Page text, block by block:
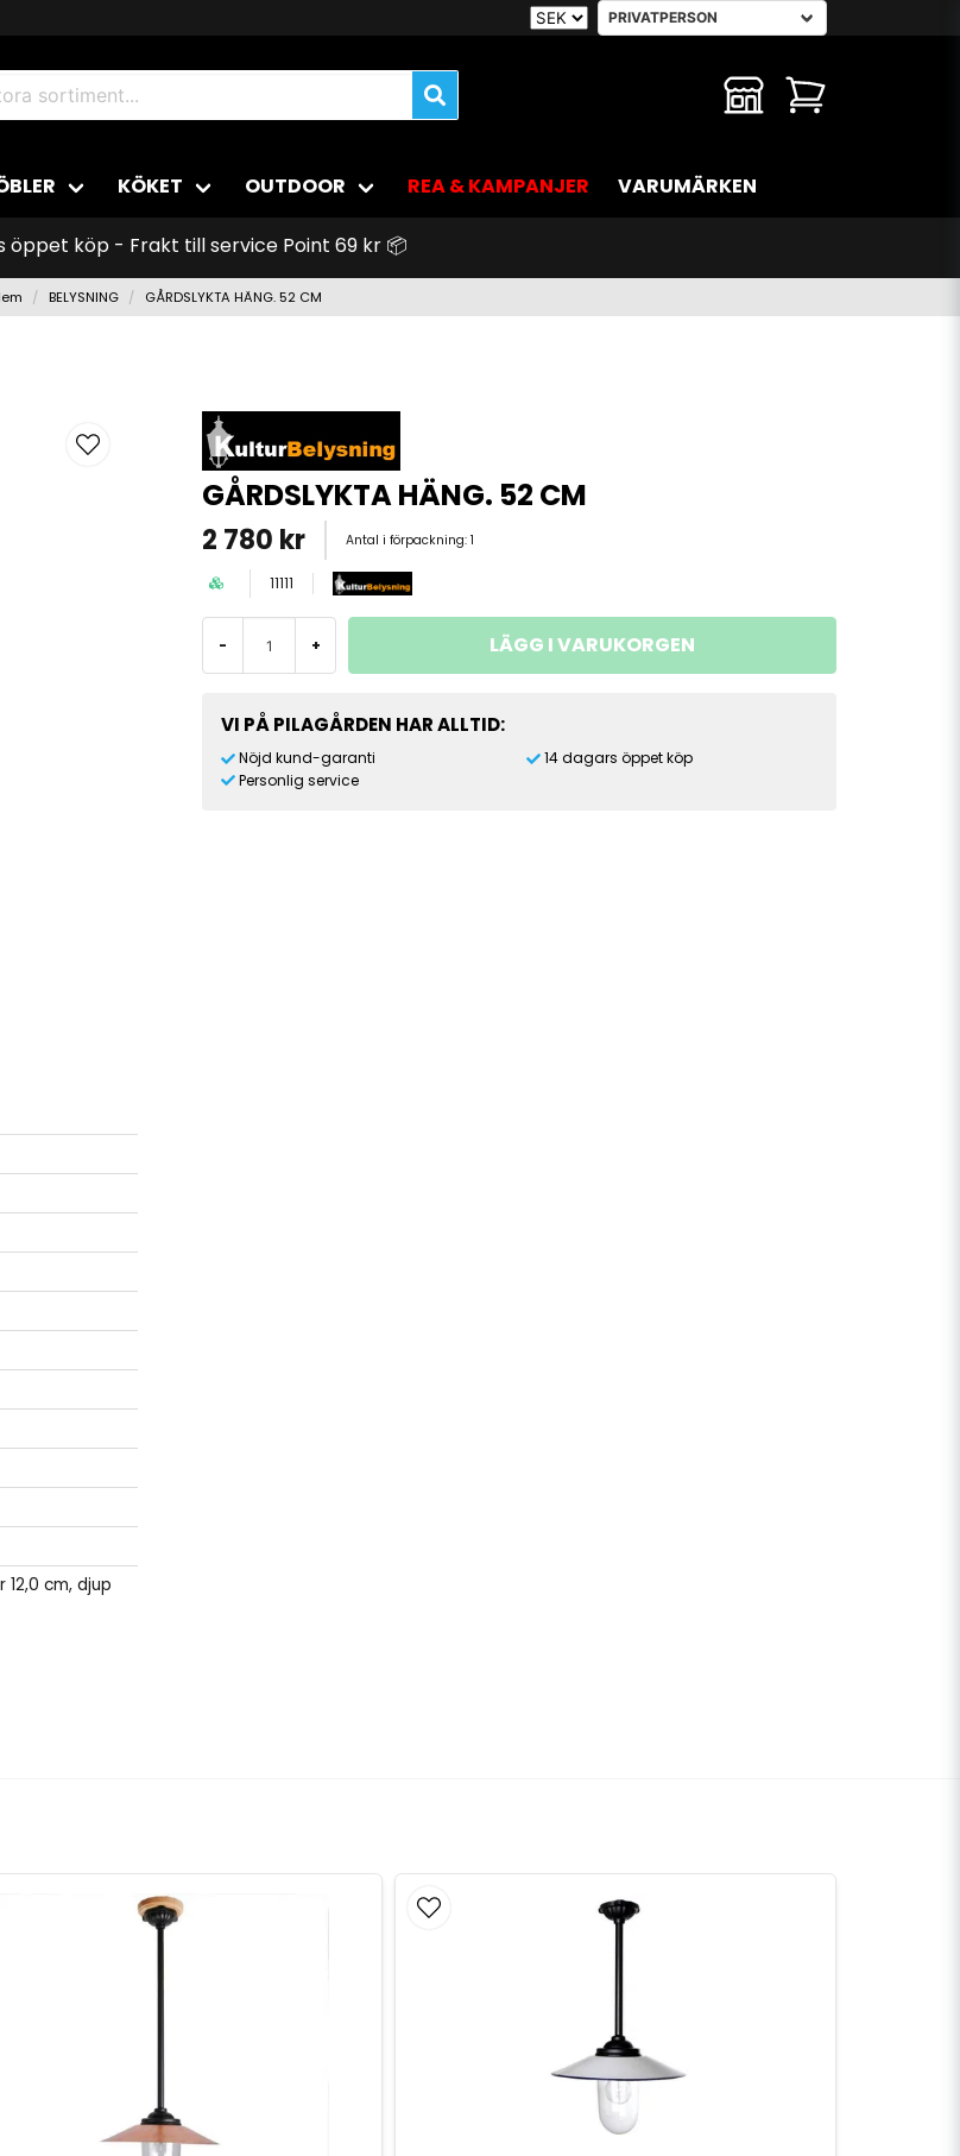
KÖKET OUTDOOR REA & KAMPANJER VARUMÄRKEN
öppet köp - Frakt till service Point 69 kr 📦
BELYSNING GÅRDSLYKTA HÄNG. 52 CM
GÅRDSLYKTA HÄNG. 52 CM
2 780 kr Antal i förpackning:1
11111
- + LÄGG I VARUKORGEN
VI PÅ PILAGÅRDEN HAR ALLTID:
Nöjd kund-garanti
Personlig service
14 dagars öppet köp
12,0 cm, djup